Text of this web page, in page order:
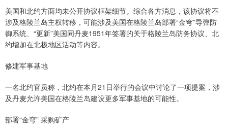
美国和北约方面均未公开协议框架细节。综合各方消息，该协议将不
涉及格陵兰岛主权转移，可能涉及美国在格陵兰岛部署“金穹”导弹防
御系统、“更新”美国同丹麦1951年签署的关于格陵兰岛防务协议、北
约增加在北极地区活动等内容。
修建军事基地
一名北约官员称，北约在本月21日举行的会议中讨论了一项提案，涉
及丹麦允许美国在格陵兰岛建设更多军事基地的可能性。
部署“金穹” 采购矿产